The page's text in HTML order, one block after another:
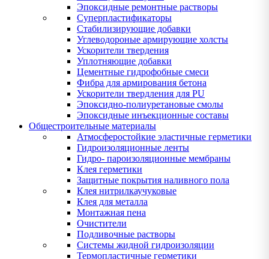
Эпоксидные ремонтные растворы
Суперпластификаторы
Стабилизирующие добавки
Углеводороные армирующие холсты
Ускорители твердения
Уплотняющие добавки
Цементные гидрофобные смеси
Фибра для армирования бетона
Ускорители твердления для PU
Эпоксидно-полиуретановые смолы
Эпоксидные инъекционные составы
Общестроительные материалы
Атмосферостойкие эластичные герметики
Гидроизоляционные ленты
Гидро- пароизоляционные мембраны
Клея герметики
Защитные покрытия наливного пола
Клея нитрилкаучуковые
Клея для металла
Монтажная пена
Очистители
Подливочные растворы
Системы жидной гидроизоляции
Термопластичные герметики